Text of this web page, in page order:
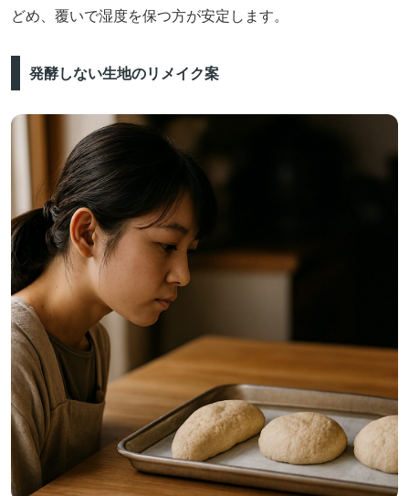
どめ、覆いで湿度を保つ方が安定します。
発酵しない生地のリメイク案